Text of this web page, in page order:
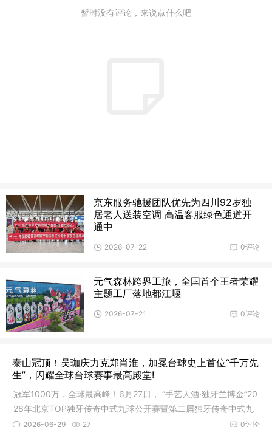
暂时没有评论，来说点什么吧
京东服务驰援团队优先为四川92岁独
居老人送装空调 高温客服绿色通道开
通中
0评论
2026-07-22
元气森林跨界工旅，全国首个王者荣耀
主题工厂落地都江堰
0评论
2026-07-21
泰山冠顶！吴珈庆力克郑肖淮，加冕台球史上首位“千万先
生”，闪耀全球台球赛事最高殿堂!
冠军1000万，全球最高峰！6月27日， “手艺人酒·独牙兰博金”20
26年北京TOP独牙传奇中式九球公开赛暨第二届独牙传奇中式九
球国
0评论
2026-06-29 27